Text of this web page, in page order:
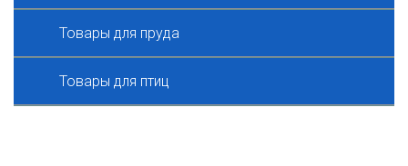
Товары для пруда
Товары для птиц